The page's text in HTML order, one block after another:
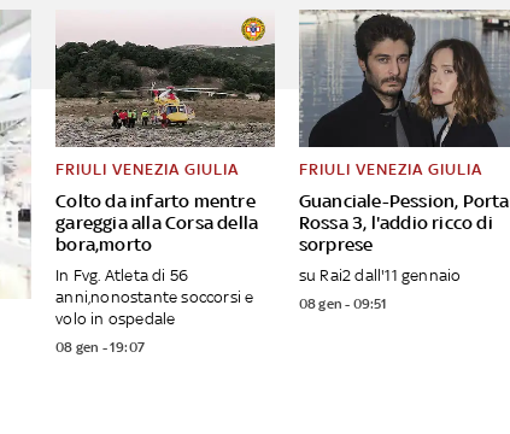
Colto da infarto mentre
gareggia alla Corsa della
bora,morto
FRIULI VENEZIA GIULIA
In Fvg. Atleta di 56
anni,nonostante soccorsi e
volo in ospedale
08 gen - 19:07
Guanciale-Pession, Porta
Rossa 3, l'addio ricco di
sorprese
FRIULI VENEZIA GIULIA
su Rai2 dall'11 gennaio
08 gen - 09:51